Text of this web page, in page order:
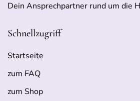
Dein Ansprechpartner rund um die
Schnellzugriff
Startseite
zum FAQ
zum Shop